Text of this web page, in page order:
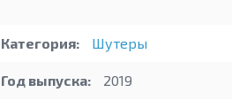
Категория: Шутеры
Год выпуска: 2019